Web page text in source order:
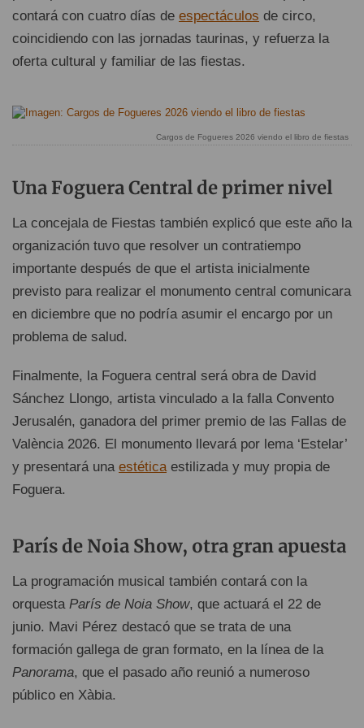
contará con cuatro días de espectáculos de circo,
coincidiendo con las jornadas taurinas, y refuerza la
oferta cultural y familiar de las fiestas.
Cargos de Fogueres 2026 viendo el libro de fiestas
Una Foguera Central de primer nivel
La concejala de Fiestas también explicó que este año la
organización tuvo que resolver un contratiempo
importante después de que el artista inicialmente
previsto para realizar el monumento central comunicara
en diciembre que no podría asumir el encargo por un
problema de salud.
Finalmente, la Foguera central será obra de David
Sánchez Llongo, artista vinculado a la falla Convento
Jerusalén, ganadora del primer premio de las Fallas de
València 2026. El monumento llevará por lema ‘Estelar’
y presentará una estéticaestilizada y muy propia de
Foguera.
París de Noia Show, otra gran apuesta
La programación musical también contará con la
orquesta París de Noia Show, que actuará el 22 de
junio. Mavi Pérez destacó que se trata de una
formación gallega de gran formato, en la línea de la
Panorama, que el pasado año reunió a numeroso
público en Xàbia.